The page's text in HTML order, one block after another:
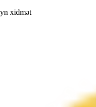
xidmət